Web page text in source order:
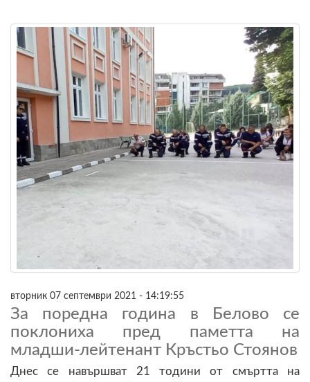
вторник 07 септември 2021 - 14:19:55
За поредна година в Белово се
поклониха пред паметта на
младши-лейтенант Кръстьо Стоянов
Днес се навършват 21 тодини от смъртта на